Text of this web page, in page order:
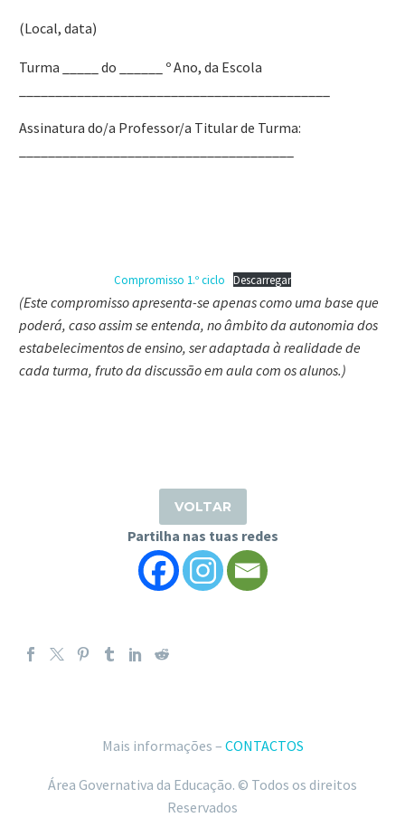
(Local, data)
Turma _____ do ______ º Ano, da Escola
Assinatura do/a Professor/a Titular de Turma:
Compromisso 1.º ciclo Descarregar
(Este compromisso apresenta-se apenas como uma base que
poderá, caso assim se entenda, no âmbito da autonomia dos
estabelecimentos de ensino, ser adaptada à realidade de
cada turma, fruto da discussão em aula com os alunos.)
VOLTAR
Partilha nas tuas redes
Mais informações – CONTACTOS
Área Governativa da Educação. © Todos os direitos
Reservados